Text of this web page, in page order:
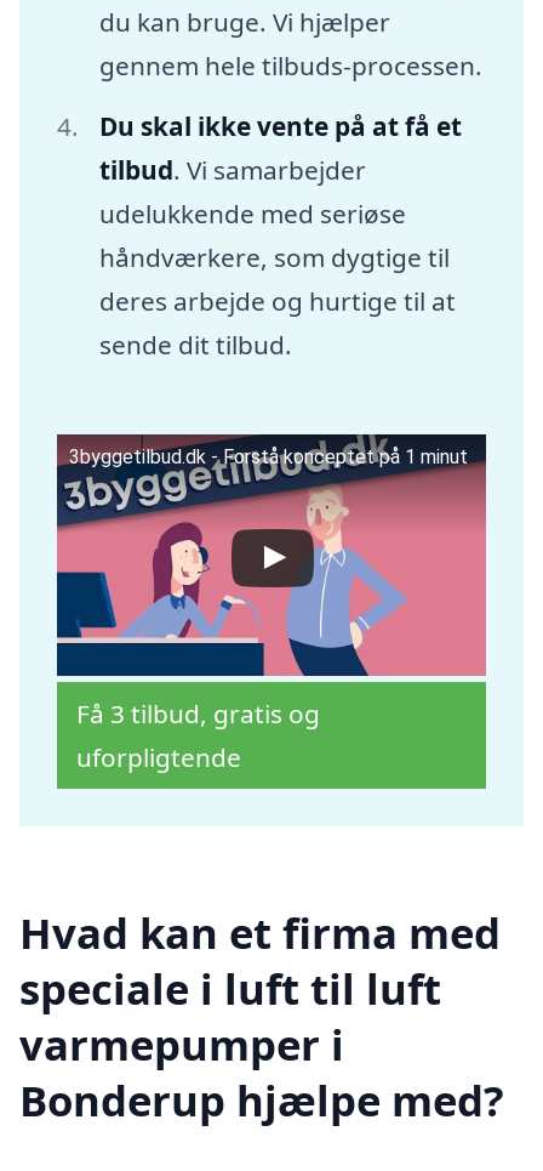
du kan bruge. Vi hjælper
gennem hele tilbuds-processen.
Du skal ikke vente på at få et
tilbud. Vi samarbejder
udelukkende med seriøse
håndværkere, som dygtige til
deres arbejde og hurtige til at
sende dit tilbud.
3byggetilbud.dk - Forstå konceptet på 1 minut
Få 3 tilbud, gratis og
uforpligtende
Hvad kan et firma med
speciale i luft til luft
varmepumper i
Bonderup hjælpe med?